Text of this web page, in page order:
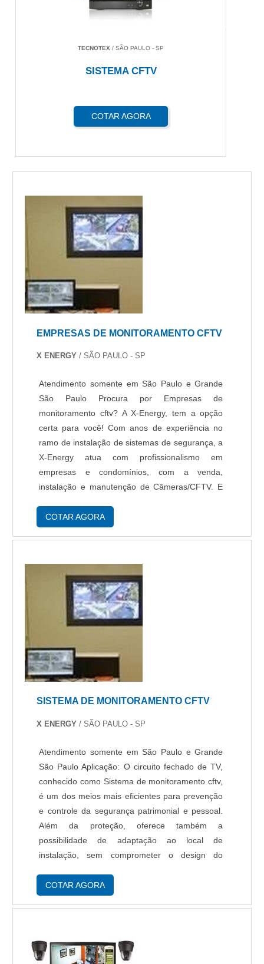
TECNOTEX / SÃO PAULO - SP
SISTEMA CFTV
COTAR AGORA
EMPRESAS DE MONITORAMENTO CFTV
X ENERGY/ SÃO PAULO - SP
Atendimento somente em São Paulo e Grande
São Paulo Procura por Empresas de
monitoramento cftv? A X-Energy, tem a opção
certa para você! Com anos de experiência no
ramo de instalação de sistemas de segurança, a
X-Energy atua com profissionalismo em
empresas e condomínios, com a venda,
instalação e manutenção de Câmeras/CFTV. E
em condomínios e empresas, reduzindo custos e
COTAR AGORA
SISTEMA DE MONITORAMENTO CFTV
X ENERGY/ SÃO PAULO - SP
Atendimento somente em São Paulo e Grande
São Paulo Aplicação: O circuito fechado de TV,
conhecido como Sistema de monitoramento cftv,
é um dos meios mais eficientes para prevenção
e controle da segurança patrimonial e pessoal.
Além da proteção, oferece também a
possibilidade de adaptação ao local de
instalação, sem comprometer o design do
Este sistema de vigilância avançado permite que
você...
COTAR AGORA